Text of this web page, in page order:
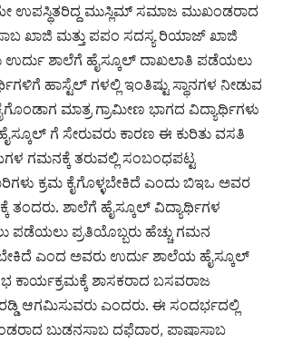
ಉಪಸ್ಥಿತರಿದ್ದ ಮುಸ್ಲಿಮ್ ಸಮಾಜ ಮುಖಂಡರಾದ
ಖಾಜಿ ಮತ್ತು ಪಪಂ ಸದಸ್ಯ ರಿಯಾಜ್ ಖಾಜಿ
ಉರ್ದು ಶಾಲೆಗೆ ಹೈಸ್ಕೂಲ್ ದಾಖಲಾತಿ ಪಡೆಯಲು
ಹಾಸ್ಟೆಲ್ ಗಳಲ್ಲಿ ಇಂತಿಷ್ಟು ಸ್ಥಾನಗಳ ನೀಡುವ
ಮಾತ್ರ ಗ್ರಾಮೀಣ ಭಾಗದ ವಿದ್ಯಾರ್ಥಿಗಳು
ಗೆ ಸೇರುವರು ಕಾರಣ ಈ ಕುರಿತು ವಸತಿ
ಗಮನಕ್ಕೆ ತರುವಲ್ಲಿ ಸಂಬಂಧಪಟ್ಟ
ಕ್ರಮ ಕೈಗೊಳ್ಳಬೇಕಿದೆ ಎಂದು ಬಿಇಒ ಅವರ
ತಂದರು. ಶಾಲೆಗೆ ಹೈಸ್ಕೂಲ್ ವಿದ್ಯಾರ್ಥಿಗಳ
ಪಡೆಯಲು ಪ್ರತಿಯೊಬ್ಬರು ಹೆಚ್ಚು ಗಮನ
ಎಂದ ಅವರು ಉರ್ದು ಶಾಲೆಯ ಹೈಸ್ಕೂಲ್
ಕಾರ್ಯಕ್ರಮಕ್ಕೆ ಶಾಸಕರಾದ ಬಸವರಾಜ
ಆಗಮಿಸುವರು ಎಂದರು. ಈ ಸಂದರ್ಭದಲ್ಲಿ
ಬುಡನಸಾಬ ದಫೆದಾರ, ಪಾಷಾಸಾಬ